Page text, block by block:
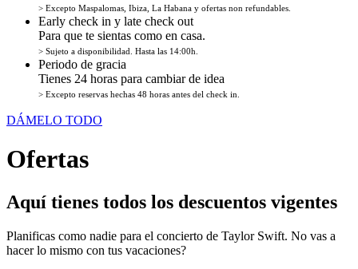
> Excepto Maspalomas, Ibiza, La Habana y ofertas non refundables.
Early check in y late check out
Para que te sientas como en casa.
> Sujeto a disponibilidad. Hasta las 14:00h.
Periodo de gracia
Tienes 24 horas para cambiar de idea
> Excepto reservas hechas 48 horas antes del check in.
DÁMELO TODO
Ofertas
Aquí tienes todos los descuentos vigentes
Planificas como nadie para el concierto de Taylor Swift. No vas a
hacer lo mismo con tus vacaciones?